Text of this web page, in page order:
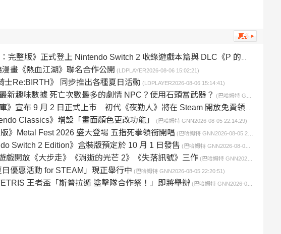
整版》正式登上 Nintendo Switch 2 收錄遊戲本篇與 DLC《P 的謊言：序曲》
漫畫《熱血江湖》聯名合作公開 (LDPLAYER2026-08-06 15:02:21)
士Re:BIRTH》 同步推出各種夏日活動 (LDPLAYER2026-08-06 15:14:41)
新趣味數據 死亡次數最多的劇情 NPC？使用石頭當武器？ (巴哈姆特 GNN2026-08-05 19:49:21)
》宣布 9 月 2 日正式上市 初代《夜勤人》將在 Steam 開放免費領取
Classics》增設「畫面顏色更改功能」 (巴哈姆特 GNN2026-08-05 22:14:29)
》Metal Fest 2026 盛大登場 五指死拳領銜開唱 (巴哈姆特 GNN2026-08-05 21:59:55)
Switch 2 Edition》盒裝版預定於 10 月 1 日發售 (巴哈姆特 GNN2026-08-05 22:18:40)
戲開放《大步走》《消逝的光芒 2》《失落訊號》三作 (巴哈姆特 GNN2026-08-05 22:25:14)
日優惠活動 for STEAM」現正舉行中 (巴哈姆特 GNN2026-08-05 22:20:51)
王者盃「斯普拉遁 塗擊隊合作祭！」即將舉辦 (巴哈姆特 GNN2026-08-05 22:06:21)